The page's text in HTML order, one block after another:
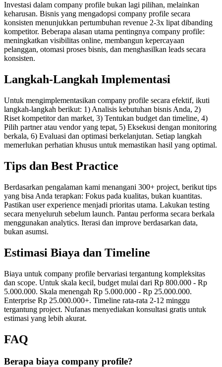
Investasi dalam company profile bukan lagi pilihan, melainkan
keharusan. Bisnis yang mengadopsi company profile secara
konsisten menunjukkan pertumbuhan revenue 2-3x lipat dibanding
kompetitor. Beberapa alasan utama pentingnya company profile:
meningkatkan visibilitas online, membangun kepercayaan
pelanggan, otomasi proses bisnis, dan menghasilkan leads secara
konsisten.
Langkah-Langkah Implementasi
Untuk mengimplementasikan company profile secara efektif, ikuti
langkah-langkah berikut: 1) Analisis kebutuhan bisnis Anda, 2)
Riset kompetitor dan market, 3) Tentukan budget dan timeline, 4)
Pilih partner atau vendor yang tepat, 5) Eksekusi dengan monitoring
berkala, 6) Evaluasi dan optimasi berkelanjutan. Setiap langkah
memerlukan perhatian khusus untuk memastikan hasil yang optimal.
Tips dan Best Practice
Berdasarkan pengalaman kami menangani 300+ project, berikut tips
yang bisa Anda terapkan: Fokus pada kualitas, bukan kuantitas.
Pastikan user experience menjadi prioritas utama. Lakukan testing
secara menyeluruh sebelum launch. Pantau performa secara berkala
menggunakan analytics. Iterasi dan improve berdasarkan data,
bukan asumsi.
Estimasi Biaya dan Timeline
Biaya untuk company profile bervariasi tergantung kompleksitas
dan scope. Untuk skala kecil, budget mulai dari Rp 800.000 - Rp
5.000.000. Skala menengah Rp 5.000.000 - Rp 25.000.000.
Enterprise Rp 25.000.000+. Timeline rata-rata 2-12 minggu
tergantung project. Nufanas menyediakan konsultasi gratis untuk
estimasi yang lebih akurat.
FAQ
Berapa biaya company profile?